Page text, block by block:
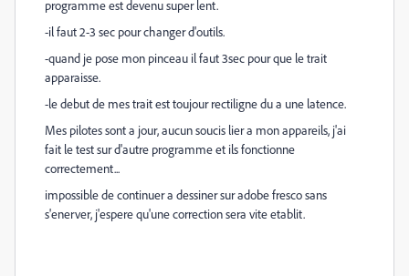
programme est devenu super lent.
-il faut 2-3 sec pour changer d'outils.
-quand je pose mon pinceau il faut 3sec pour que le trait
apparaisse.
-le debut de mes trait est toujour rectiligne du a une latence.
Mes pilotes sont a jour, aucun soucis lier a mon appareils, j'ai
fait le test sur d'autre programme et ils fonctionne
correctement...
impossible de continuer a dessiner sur adobe fresco sans
s'enerver, j'espere qu'une correction sera vite etablit.